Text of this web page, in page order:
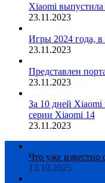
Xiaomi
23.11.2023
Игры 2024 года, в
23.11.2023
Представлен
23.11.2023
За 10 дней Xiaomi
серии Xiaomi 14
23.11.2023
Что уже известно
13.10.2025